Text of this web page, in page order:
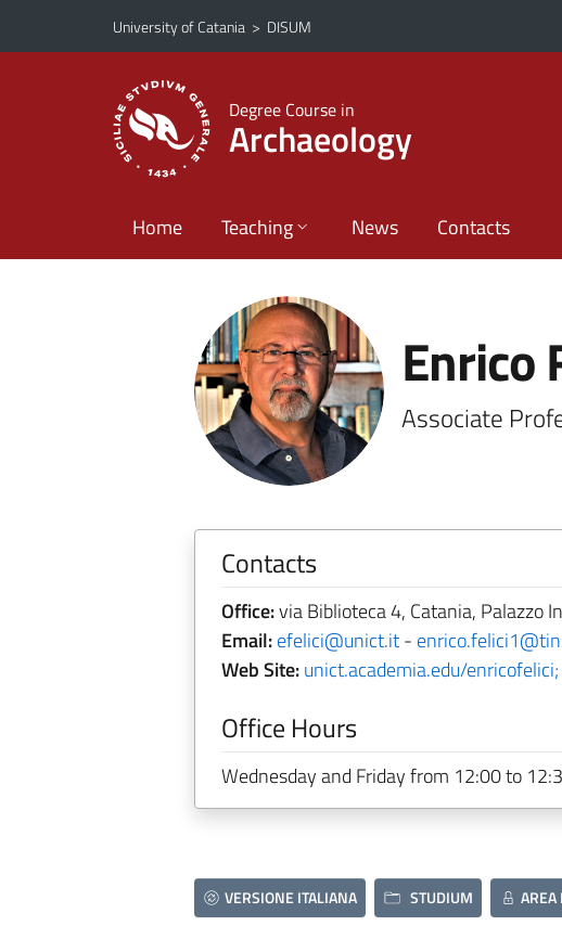
Go to main content
Go to navigation menu
University of Catania > DISUM
Degree Course in
Archaeology
Home Teaching News Contacts
Enrico
Associate
Contacts
Office:via Biblioteca 4, Catania, Palazzo
Email:efelici@unict.it-
Web Site:unict.academia.edu/
Office Hours
Wednesday and Friday from 12:00 to
VERSIONE ITALIANA STUDIUM AREA